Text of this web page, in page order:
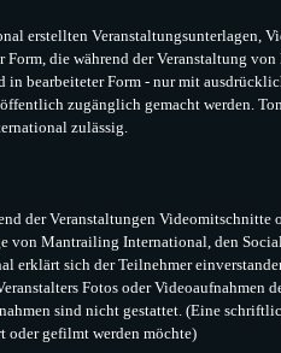
erstellten Veranstaltungsunterlagen,
die während der Veranstaltung
in bearbeiteter Form - nur mit
zugänglich gemacht werden.
zulässig.
der Veranstaltungen Videomitschnitte
von Mantrailing International, den
sich der Teilnehmer
Fotos oder Videoaufnahmen
sind nicht gestattet. (Eine
gefilmt werden möchte)